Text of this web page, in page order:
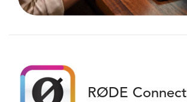
RØDE Connect